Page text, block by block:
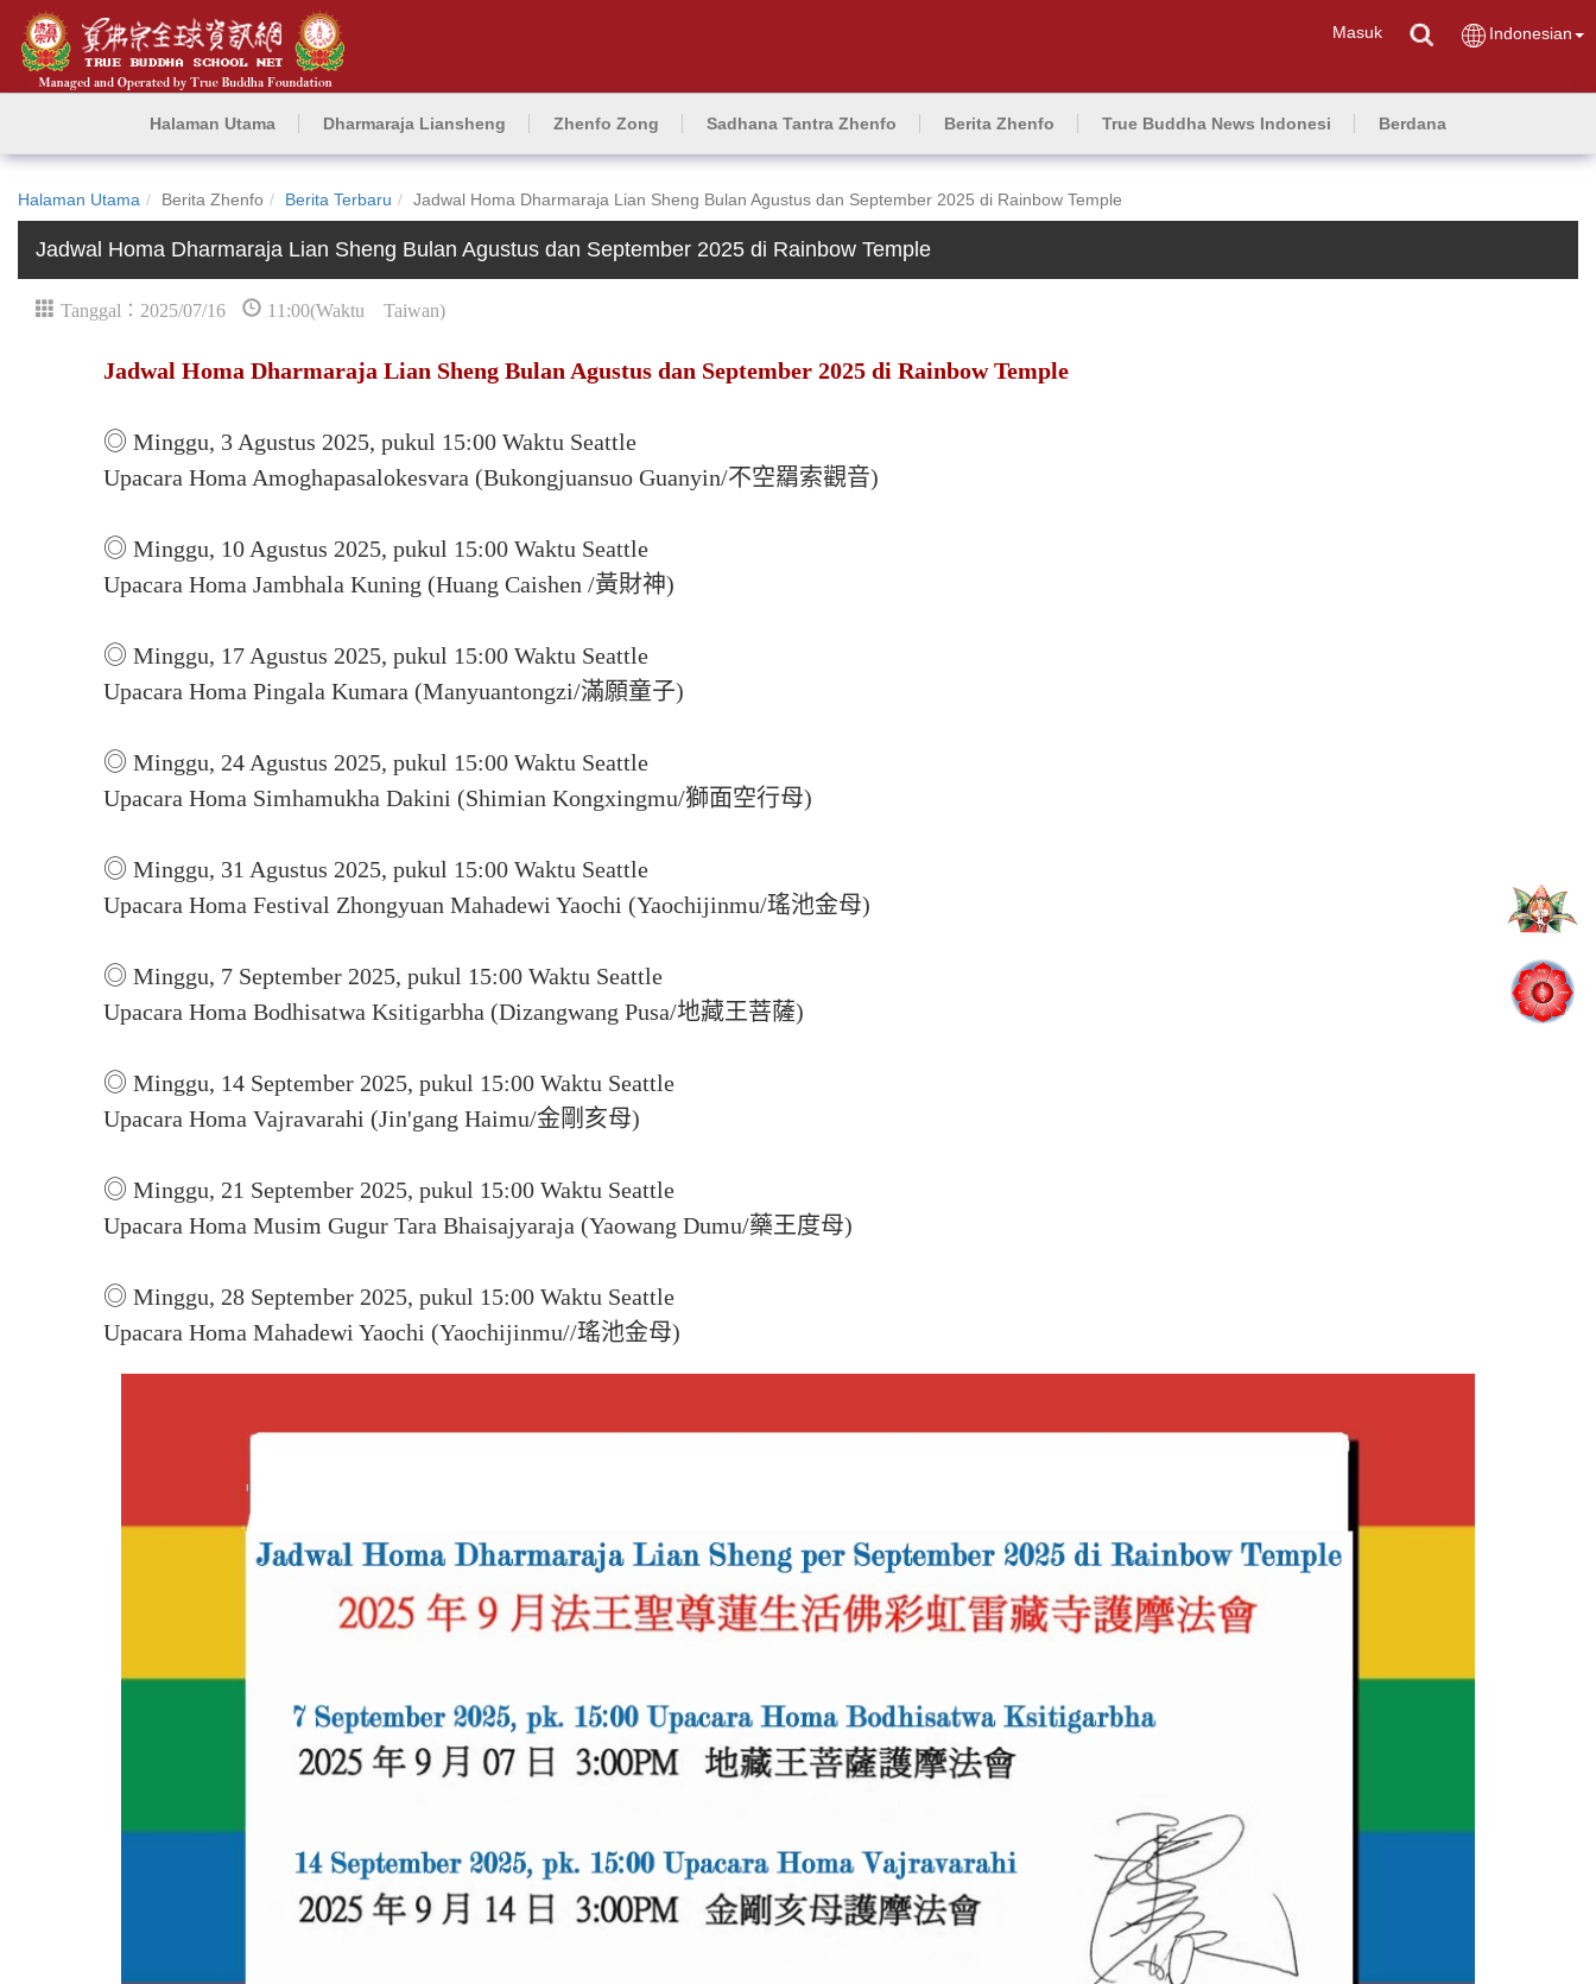
Masuk Indonesian
Halaman Utama Dharmaraja Liansheng Zhenfo Zong Sadhana Tantra Zhenfo Berita Zhenfo True Buddha News Indonesi Berdana
Halaman Utama Berita Zhenfo Berita Terbaru Jadwal Homa Dharmaraja Lian Sheng Bulan Agustus dan September 2025 di Rainbow Temple
Jadwal Homa Dharmaraja Lian Sheng Bulan Agustus dan September 2025 di Rainbow Temple
Tanggal：2025/07/16 11:00(Waktu Taiwan)
Jadwal Homa Dharmaraja Lian Sheng Bulan Agustus dan September 2025 di Rainbow Temple
◎ Minggu, 3 Agustus 2025, pukul 15:00 Waktu Seattle
Upacara Homa Amoghapasalokesvara (Bukongjuansuo Guanyin/不空羂索觀音)
◎ Minggu, 10 Agustus 2025, pukul 15:00 Waktu Seattle
Upacara Homa Jambhala Kuning (Huang Caishen /黃財神)
◎ Minggu, 17 Agustus 2025, pukul 15:00 Waktu Seattle
Upacara Homa Pingala Kumara (Manyuantongzi/滿願童子)
◎ Minggu, 24 Agustus 2025, pukul 15:00 Waktu Seattle
Upacara Homa Simhamukha Dakini (Shimian Kongxingmu/獅面空行母)
◎ Minggu, 31 Agustus 2025, pukul 15:00 Waktu Seattle
Upacara Homa Festival Zhongyuan Mahadewi Yaochi (Yaochijinmu/瑤池金母)
◎ Minggu, 7 September 2025, pukul 15:00 Waktu Seattle
Upacara Homa Bodhisatwa Ksitigarbha (Dizangwang Pusa/地藏王菩薩)
◎ Minggu, 14 September 2025, pukul 15:00 Waktu Seattle
Upacara Homa Vajravarahi (Jin'gang Haimu/金剛亥母)
◎ Minggu, 21 September 2025, pukul 15:00 Waktu Seattle
Upacara Homa Musim Gugur Tara Bhaisajyaraja (Yaowang Dumu/藥王度母)
◎ Minggu, 28 September 2025, pukul 15:00 Waktu Seattle
Upacara Homa Mahadewi Yaochi (Yaochijinmu//瑤池金母)